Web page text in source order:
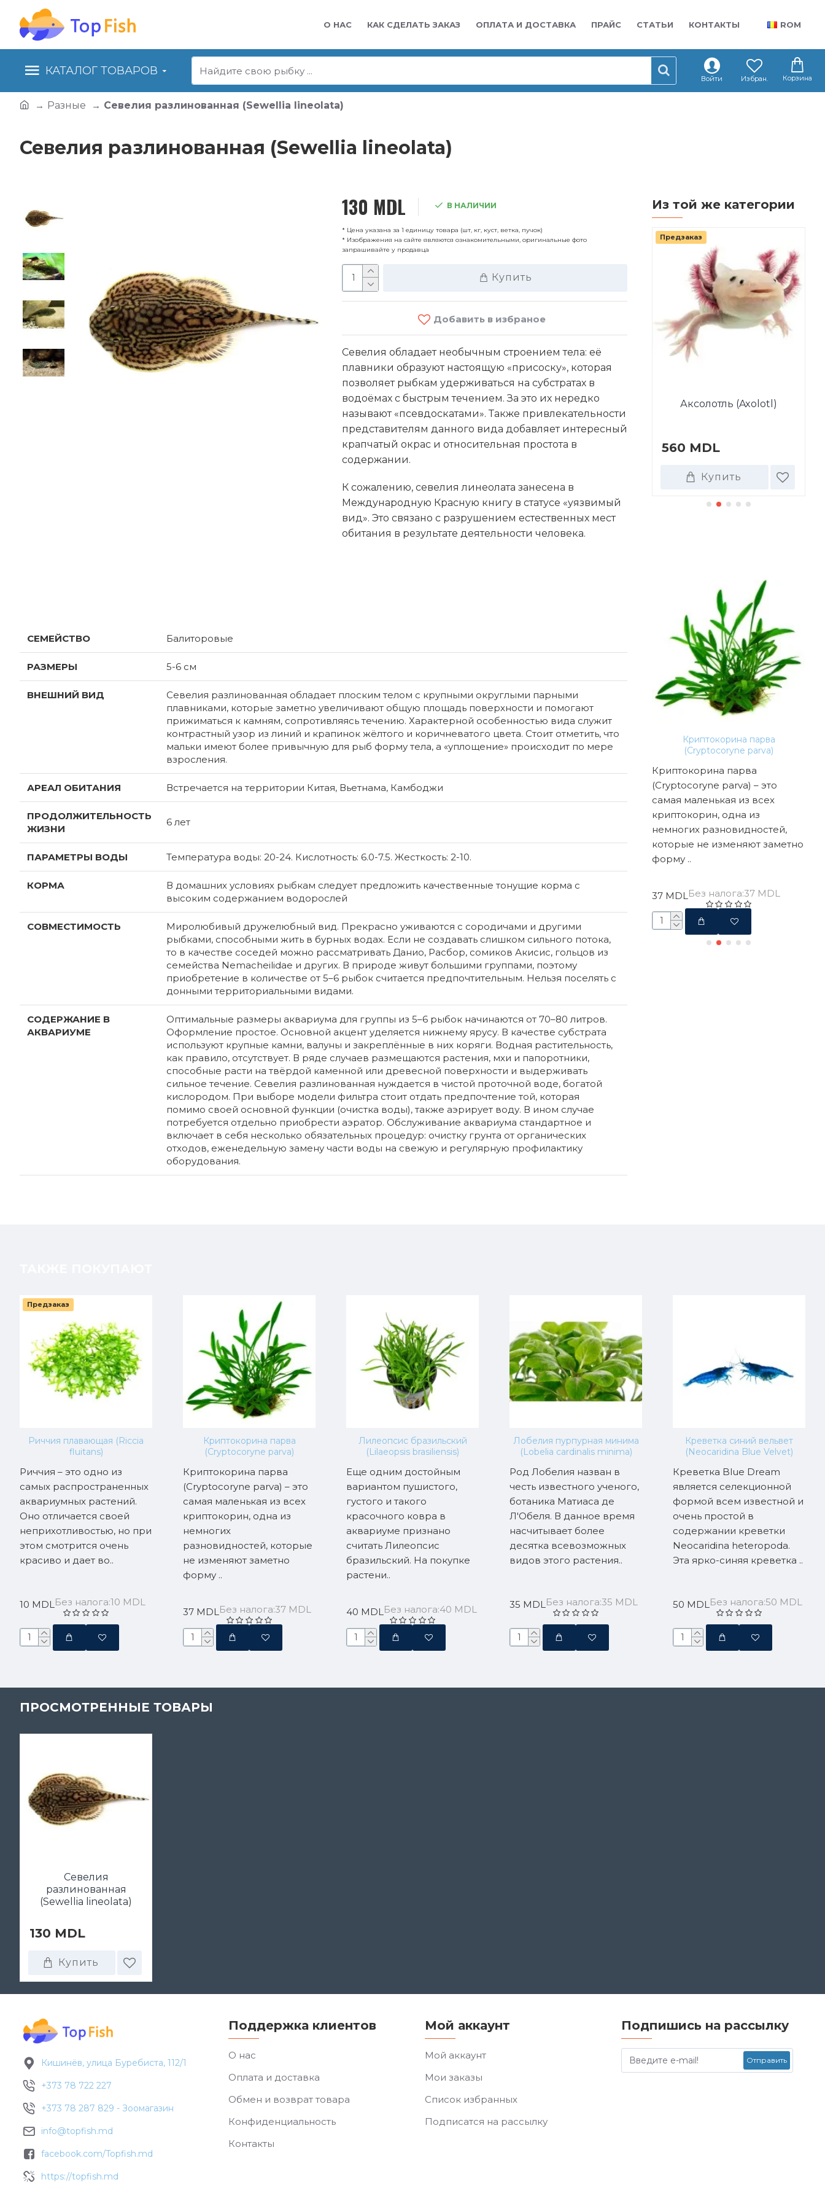
О НАС КАК СДЕЛАТЬ ЗАКАЗ ОПЛАТА И ДОСТАВКА ПРАЙС СТАТЬИ КОНТАКТЫ ROM
КАТАЛОГ ТОВАРОВ
Войти Избран. Корзина
Разные Севелия разлинованная (Sewellia lineolata)
Севелия разлинованная (Sewellia lineolata)
130 MDL В НАЛИЧИИ
* Цена указана за 1 единицу товара (шт, кг, куст, ветка, пучок)
* Изображения на сайте являются ознакомительными, оригинальные фото
запрашивайте у продавца
Купить
Добавить в избраное
Севелия обладает необычным строением тела: её
плавники образуют настоящую «присоску», которая
позволяет рыбкам удерживаться на субстратах в
водоёмах с быстрым течением. За это их нередко
называют «псевдоскатами». Также привлекательности
представителям данного вида добавляет интересный
крапчатый окрас и относительная простота в
содержании.
К сожалению, севелия линеолата занесена в
Международную Красную книгу в статусе «уязвимый
вид». Это связано с разрушением естественных мест
обитания в результате деятельности человека.
СЕМЕЙСТВО Балиторовые
РАЗМЕРЫ 5-6 см
ВНЕШНИЙ ВИД
Севелия разлинованная обладает плоским телом с крупными округлыми парными
плавниками, которые заметно увеличивают общую площадь поверхности и помогают
прижиматься к камням, сопротивляясь течению. Характерной особенностью вида служит
контрастный узор из линий и крапинок жёлтого и коричневатого цвета. Стоит отметить, что
мальки имеют более привычную для рыб форму тела, а «уплощение» происходит по мере
взросления.
АРЕАЛ ОБИТАНИЯ Встречается на территории Китая, Вьетнама, Камбоджи
ПРОДОЛЖИТЕЛЬНОСТЬ
ЖИЗНИ
6 лет
ПАРАМЕТРЫ ВОДЫ Температура воды: 20-24. Кислотность: 6.0-7.5. Жесткость: 2-10.
КОРМА
В домашних условиях рыбкам следует предложить качественные тонущие корма с
высоким содержанием водорослей
СОВМЕСТИМОСТЬ
Миролюбивый дружелюбный вид. Прекрасно уживаются с сородичами и другими
рыбками, способными жить в бурных водах. Если не создавать слишком сильного потока,
то в качестве соседей можно рассматривать Данио, Расбор, сомиков Акисис, гольцов из
семейства Nemacheilidae и других. В природе живут большими группами, поэтому
приобретение в количестве от 5–6 рыбок считается предпочтительным. Нельзя поселять с
донными территориальными видами.
СОДЕРЖАНИЕ В
АКВАРИУМЕ
Оптимальные размеры аквариума для группы из 5–6 рыбок начинаются от 70–80 литров.
Оформление простое. Основной акцент уделяется нижнему ярусу. В качестве субстрата
используют крупные камни, валуны и закреплённые в них коряги. Водная растительность,
как правило, отсутствует. В ряде случаев размещаются растения, мхи и папоротники,
способные расти на твёрдой каменной или древесной поверхности и выдерживать
сильное течение. Севелия разлинованная нуждается в чистой проточной воде, богатой
кислородом. При выборе модели фильтра стоит отдать предпочтение той, которая
помимо своей основной функции (очистка воды), также аэрирует воду. В ином случае
потребуется отдельно приобрести аэратор. Обслуживание аквариума стандартное и
включает в себя несколько обязательных процедур: очистку грунта от органических
отходов, еженедельную замену части воды на свежую и регулярную профилактику
оборудования.
Из той же категории
Коридорас пигмей
(Corydoras pygmaeus)
45 MDL
Предзаказ
Аксолотль (Axolotl)
560 MDL
Купить
Риччия плавающая (Riccia fluitans)
аквариумных растений. Оно
этом смотрится очень красиво
Без налога:10 MDL
Криптокорина парва
(Cryptocoryne parva)
Криптокорина парва
(Cryptocoryne parva) – это
самая маленькая из всех
криптокорин, одна из
немногих разновидностей,
которые не изменяют заметно
форму ..
37 MDL Без налога:37 MDL
Предзаказ
Риччия плавающая (Riccia
fluitans)
Риччия – это одно из
самых распространенных
аквариумных растений.
Оно отличается своей
неприхотливостью, но при
этом смотрится очень
красиво и дает во..
10 MDLБез налога:10 MDL
Криптокорина парва
(Cryptocoryne parva)
Криптокорина парва
(Cryptocoryne parva) – это
самая маленькая из всех
криптокорин, одна из
немногих
разновидностей, которые
не изменяют заметно
форму ..
37 MDLБез налога:37 MDL
Лилеопсис бразильский
(Lilaeopsis brasiliensis)
Еще одним достойным
вариантом пушистого,
густого и такого
красочного ковра в
аквариуме признано
считать Лилеопсис
бразильский. На покупке
растени..
40 MDLБез налога:40 MDL
Лобелия пурпурная минима
(Lobelia cardinalis minima)
Род Лобелия назван в
честь известного ученого,
ботаника Матиаса де
Л'Обеля. В данное время
насчитывает более
десятка всевозможных
видов этого растения..
35 MDLБез налога:35 MDL
Креветка синий вельвет
(Neocaridina Blue Velvet)
Креветка Blue Dream
является селекционной
формой всем известной и
очень простой в
содержании креветки
Neocaridina heteropoda.
Эта ярко-синяя креветка ..
50 MDLБез налога:50 MDL
ПРОСМОТРЕННЫЕ ТОВАРЫ
Севелия
разлинованная
(Sewellia lineolata)
130 MDL
Купить
Кишинёв, улица Буребиста, 112/1
+373 78 722 227
+373 78 287 829 - Зоомагазин
info@topfish.md
facebook.com/Topfish.md
https://topfish.md
Поддержка клиентов
О нас
Оплата и доставка
Обмен и возврат товара
Конфиденциальность
Контакты
Мой аккаунт
Мой аккаунт
Мои заказы
Список избранных
Подписатся на рассылку
Подпишись на рассылку
Отправить